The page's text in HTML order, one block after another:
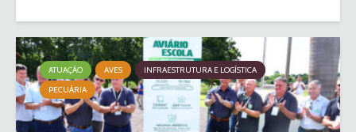
ATUAÇÃO AVES
INFRAESTRUTURA E LOGÍSTICA
PECUÁRIA